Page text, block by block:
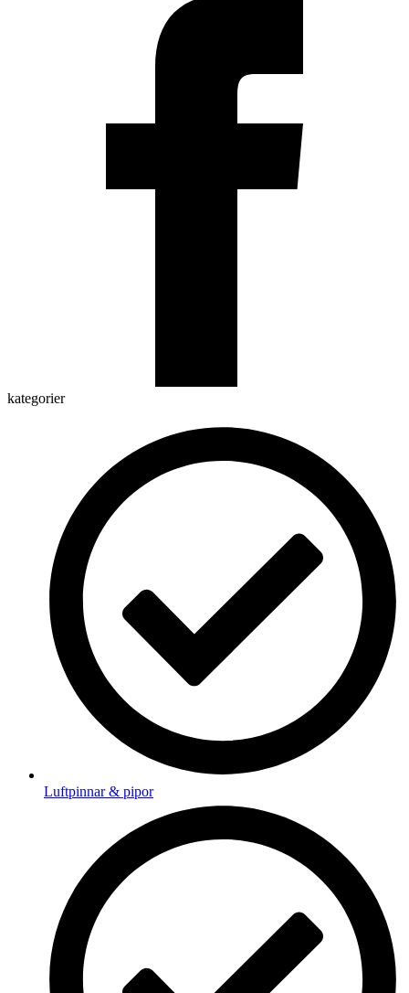
kategorier
Luftpinnar & pipor